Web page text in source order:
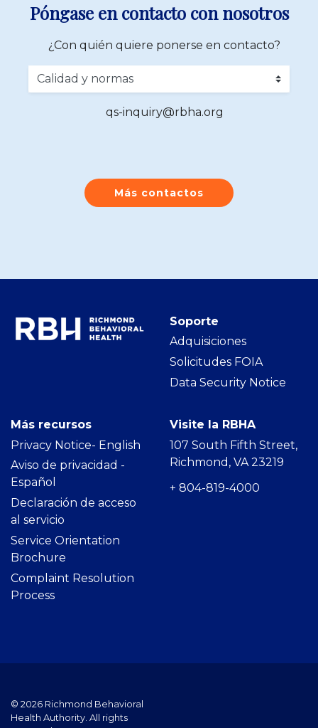
Póngase en contacto con nosotros
¿Con quién quiere ponerse en contacto?
qs-inquiry@rbha.org
Más contactos
Soporte
Adquisiciones
Solicitudes FOIA
Data Security Notice
Más recursos
Privacy Notice- English
Aviso de privacidad -
Español
Declaración de acceso
al servicio
Service Orientation
Brochure
Complaint Resolution
Process
Visite la RBHA
107 South Fifth Street,
Richmond, VA 23219
+ 804-819-4000
© 2026 Richmond Behavioral
Health Authority. All rights